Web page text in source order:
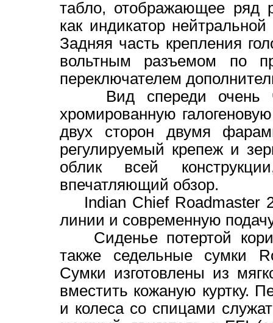
табло, отображающее ряд
как индикатор
Задняя часть крепления
вольтным разъемом по
переключателем
Вид спереди очень
хромированную
двух сторон двумя
регулируемый крепеж и
облик всей
впечатляющий обзор.
Indian Chief Roadmaster
линии и современную
Сиденье потертой
также седельные сумки
Сумки изготовлены из
вместить кожаную куртку.
и колеса со спицами